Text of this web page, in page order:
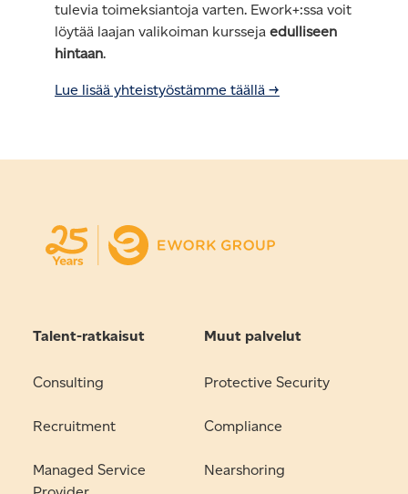
tulevia toimeksiantoja varten. Ework+:ssa voit
löytää laajan valikoiman kursseja edulliseen
hintaan.
Lue lisää yhteistyöstämme täällä →
Talent-ratkaisut
Consulting
Recruitment
Managed Service
Muut palvelut
Protective Security
Compliance
Nearshoring